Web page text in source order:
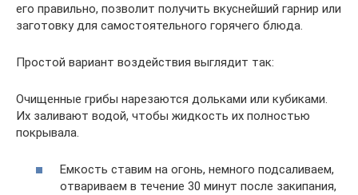
его правильно, позволит получить вкуснейший гарнир или
заготовку для самостоятельного горячего блюда.
Простой вариант воздействия выглядит так:
Очищенные грибы нарезаются дольками или кубиками.
Их заливают водой, чтобы жидкость их полностью
покрывала.
Емкость ставим на огонь, немного подсаливаем,
отвариваем в течение 30 минут после закипания,